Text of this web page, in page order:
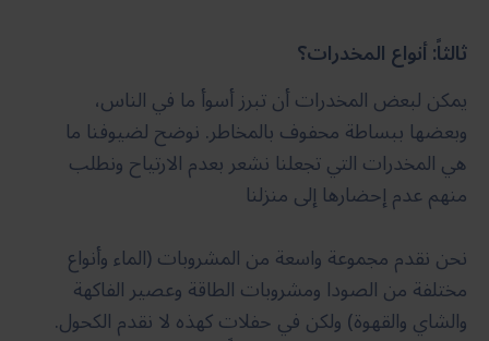
ثالثاً: أنواع المخدرات؟
يمكن لبعض المخدرات أن تبرز أسوأ ما في الناس،
وبعضها ببساطة محفوف بالمخاطر. نوضح لضيوفنا ما
هي المخدرات التي تجعلنا نشعر بعدم الارتياح ونطلب
منهم عدم إحضارها إلى منزلنا
نحن نقدم مجموعة واسعة من المشروبات (الماء وأنواع
مختلفة من الصودا ومشروبات الطاقة وعصير الفاكهة
والشاي والقهوة) ولكن في حفلات كهذه لا نقدم الكحول.